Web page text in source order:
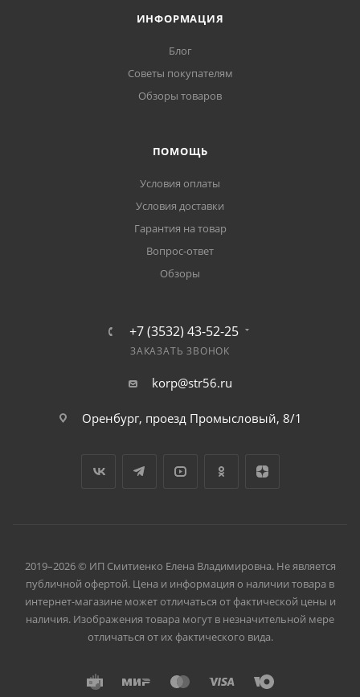
ИНФОРМАЦИЯ
Блог
Советы покупателям
Обзоры товаров
ПОМОЩЬ
Условия оплаты
Условия доставки
Гарантия на товар
Вопрос-ответ
Обзоры
+7 (3532) 43-52-25
ЗАКАЗАТЬ ЗВОНОК
korp@str56.ru
Оренбург, проезд Промысловый, 8/1
2019–2026 © ИП Смитиенко Елена Владимировна. Не является
публичной офертой. Цена и информация о наличии товара в
интернет-магазине может отличаться от фактической цены и
наличия. Изображения товара могут в незначительной мере
отличаться от их фактического вида.